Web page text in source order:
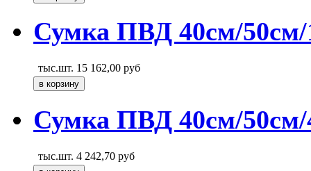
Сумка ПВД 40см/
тыс.шт. 15 162,00 руб
Сумка ПВД 40см/
тыс.шт. 4 242,70 руб